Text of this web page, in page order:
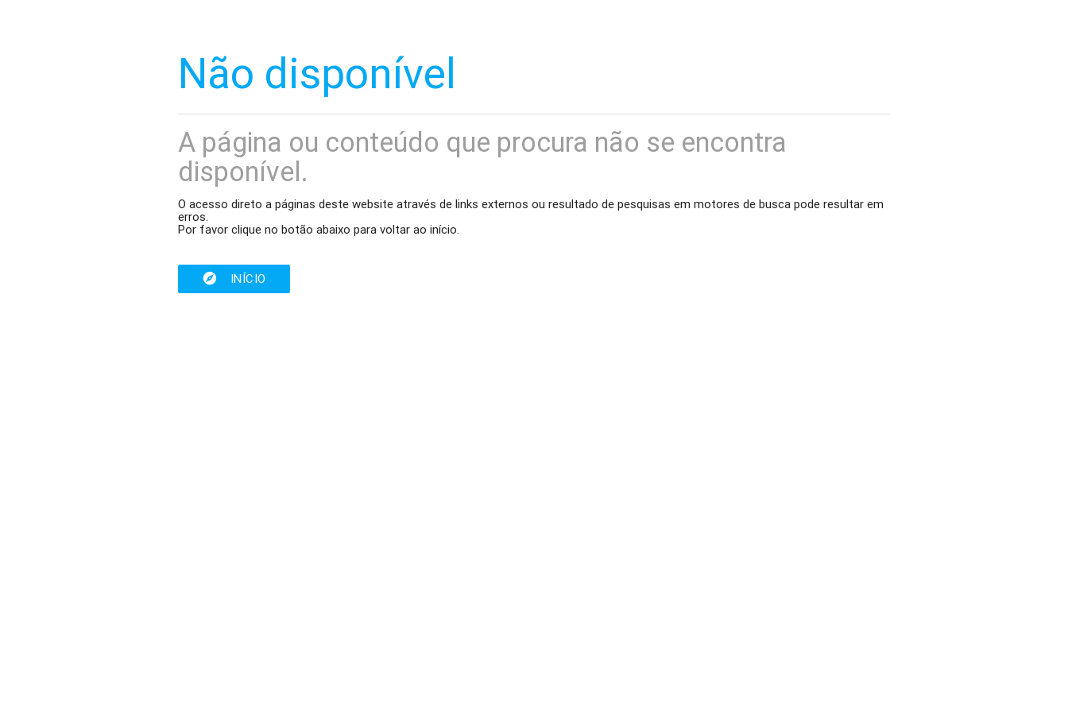
Não disponível
A página ou conteúdo que procura não se encontra
disponível.
O acesso direto a páginas deste website através de links externos ou resultado de pesquisas em motores de busca pode resultar em
erros.
Por favor clique no botão abaixo para voltar ao início.
INÍCIO